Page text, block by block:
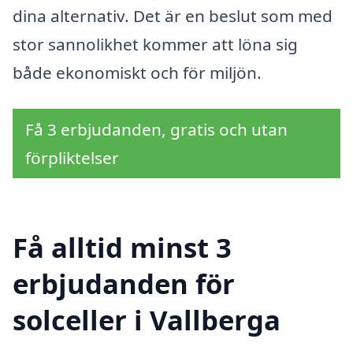
dina alternativ. Det är en beslut som med
stor sannolikhet kommer att löna sig
både ekonomiskt och för miljön.
Få 3 erbjudanden, gratis och utan
förpliktelser
Få alltid minst 3
erbjudanden för
solceller i Vallberga